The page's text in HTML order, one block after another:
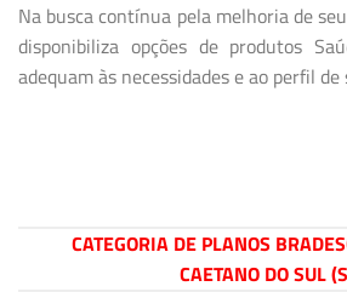
Na busca contínua pela melhoria de
disponibiliza opções de produtos
adequam às necessidades e ao perfil de
CATEGORIA DE PLANOS
CAETANO DO SUL